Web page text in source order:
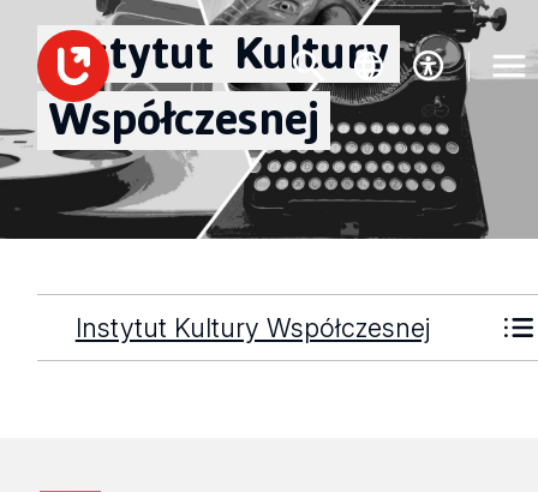
Instytut Kultury
Współczesnej
Instytut Kultury Współczesnej